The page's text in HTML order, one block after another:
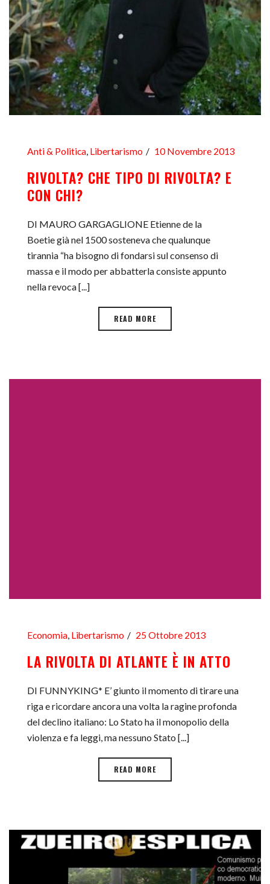
Anti & Politica Libertarismo 10 Novembre 2013
RIVOLTA? CHE TIPO DI RIVOLTA? E
CON CHI?
DI MAURO GARGAGLIONE Etienne de la
Boetie già nel 1500 sosteneva che qualunque
tirannia “ha bisogno di fondarsi sul consenso di
massa e il modo per abbatterla consiste appunto
nella revoca [...]
READ MORE
Economia, Libertarismo 25 Ottobre 2013
LA RIVOLTA DI ATLANTE È IN ATTO
DI FUNNYKING* E’ giunto il momento di tirare una
riga e ricordare ancora una volta la ragine profonda
del declino italiano: Lo Stato ha il monopolio della
violenza e fa leggi, ma nessuno Stato [...]
READ MORE